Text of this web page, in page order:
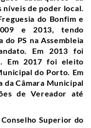
de poder local.
do Bonfim e
e 2013, tendo
do PS na Assembleia
Em 2013 foi
Em 2017 foi eleito
do Porto. Em
da Câmara Municipal
de Vereador até
Superior do